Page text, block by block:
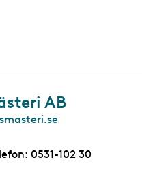
AB
Telefon
0531-102 30